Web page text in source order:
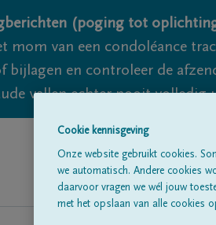
(poging tot
mom van een condoléance
bijlagen en controleer de
vallen echter nooit volledig
Cookie kennisgeving
Onze website gebruikt cookies.
we automatisch. Andere cookies
daarvoor vragen we wél jouw
met het opslaan van alle cookies